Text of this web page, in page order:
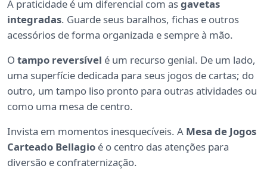
A praticidade é um diferencial com asgavetas
integradas. Guarde seus baralhos, fichas e outros
acessórios de forma organizada e sempre à mão.
O tampo reversível é um recurso genial. De um lado,
uma superfície dedicada para seus jogos de cartas; do
outro, um tampo liso pronto para outras atividades ou
como uma mesa de centro.
Invista em momentos inesquecíveis. A Mesa de Jogos
Carteado Bellagio é o centro das atenções para
diversão e confraternização.